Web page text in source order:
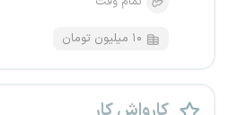
۱۰ میلیون تومان